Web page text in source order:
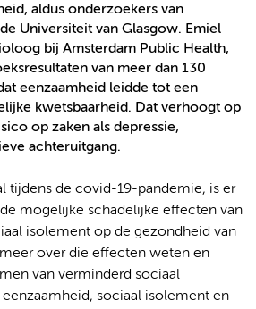
aldus onderzoekers van
Universiteit van Glasgow. Emiel
bij Amsterdam Public Health,
van meer dan 130
eenzaamheid leidde tot een
kwetsbaarheid. Dat verhoogt op
op zaken als depressie,
achteruitgang.
tijdens de covid-19-pandemie, is er
mogelijke schadelijke effecten van
isolement op de gezondheid van
over die effecten weten en
van verminderd sociaal
sociaal isolement en